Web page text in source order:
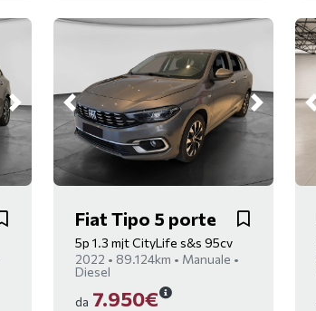
Fiat Tipo 5 porte
5p 1.3 mjt CityLife s&s 95cv
2022 • 89.124km • Manuale •
Diesel
da 7.950€